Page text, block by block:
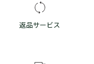
返品サービス